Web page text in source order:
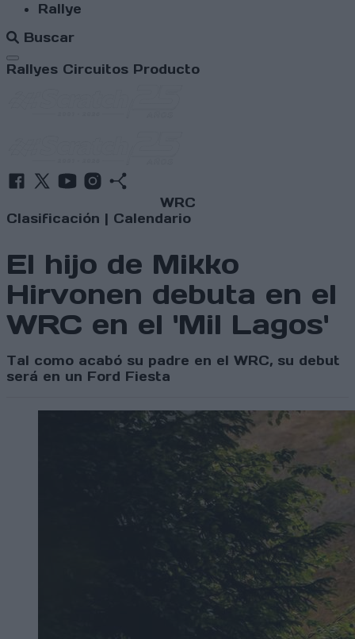
Rallye
Buscar
Abrir menú
Rallyes Circuitos Producto
WRC
Clasificación | Calendario
El hijo de Mikko
Hirvonen debuta en el
WRC en el 'Mil Lagos'
Tal como acabó su padre en el WRC, su debut
será en un Ford Fiesta